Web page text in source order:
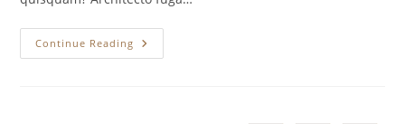
Continue Reading We
Makes